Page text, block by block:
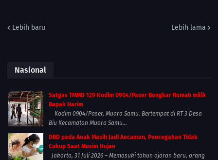
Lebih baru Lebih lama
Nasional
Satgas TMMD 129 Kodim 0904/Paser Bongkar Rumah milik
Bapak Harim
Kodim 0904/Paser, Muara Samu. Bertempat di RT 3 Desa
Biu Kecamatan Muara Samu...
DBD pada Anak Masih Jadi Ancaman, Pencegahan Tidak
Cukup Saat Musim Hujan
Jakarta, 31 Juli 2026 – Memasuki tahun ajaran baru, orang